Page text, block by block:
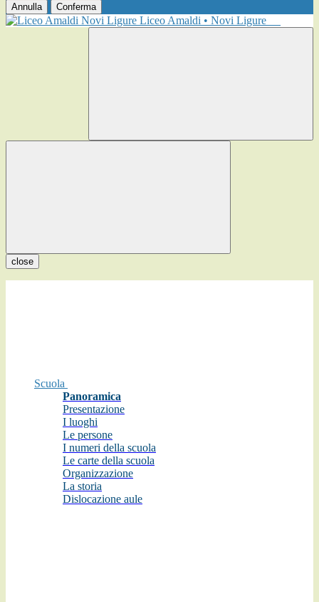
Annulla Conferma
Liceo Amaldi • Novi Ligure
close
Scuola
Panoramica
Presentazione
I luoghi
Le persone
I numeri della scuola
Le carte della scuola
Organizzazione
La storia
Dislocazione aule